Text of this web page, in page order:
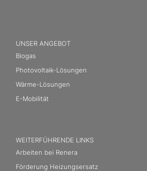
UNSER ANGEBOT
Biogas
Photovoltaik-Lösungen
Wärme-Lösungen
E-Mobilität
WEITERFÜHRENDE LINKS
Arbeiten bei Renera
Förderung Heizungsersatz